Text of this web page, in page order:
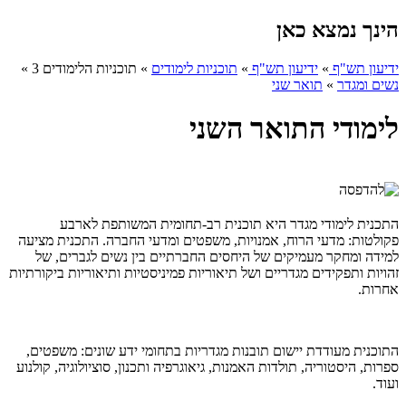
הינך נמצא כאן
ידיעון תש"ף » ידיעון תש"ף » תוכניות לימודים » תוכניות הלימודים 3
»
נשים ומגדר » תואר שני
לימודי התואר השני
התכנית לימודי מגדר היא תוכנית רב-תחומית המשותפת לארבע
פקולטות: מדעי הרוח, אמנויות, משפטים ומדעי החברה. התכנית מציעה
למידה ומחקר מעמיקים של היחסים החברתיים בין נשים לגברים, של
זהויות ותפקידים מגדריים ושל תיאוריות פמיניסטיות ותיאוריות ביקורתיות
אחרות.
התוכנית מעודדת יישום תובנות מגדריות בתחומי ידע שונים: משפטים,
ספרות, היסטוריה, תולדות האמנות, גיאוגרפיה ותכנון, סוציולוגיה, קולנוע
ועוד.